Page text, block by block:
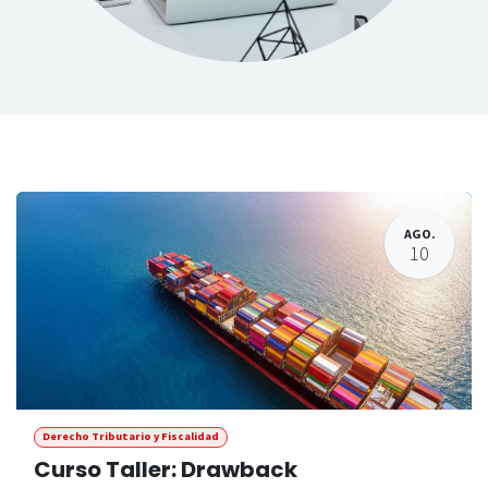
AGO.
10
Derecho Tributario y Fiscalidad
Curso Taller: Drawback